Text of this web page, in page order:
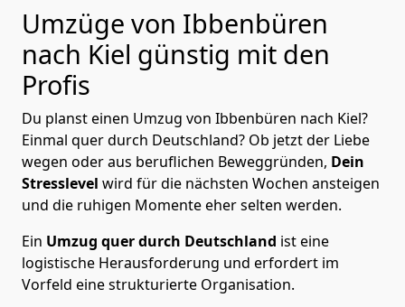
Umzüge von Ibbenbüren
nach Kiel günstig mit den
Profis
Du planst einen Umzug von Ibbenbüren nach Kiel?
Einmal quer durch Deutschland? Ob jetzt der Liebe
wegen oder aus beruflichen Beweggründen, Dein
Stresslevel wird für die nächsten Wochen ansteigen
und die ruhigen Momente eher selten werden.
Ein Umzug quer durch Deutschland ist eine
logistische Herausforderung und erfordert im
Vorfeld eine strukturierte Organisation.